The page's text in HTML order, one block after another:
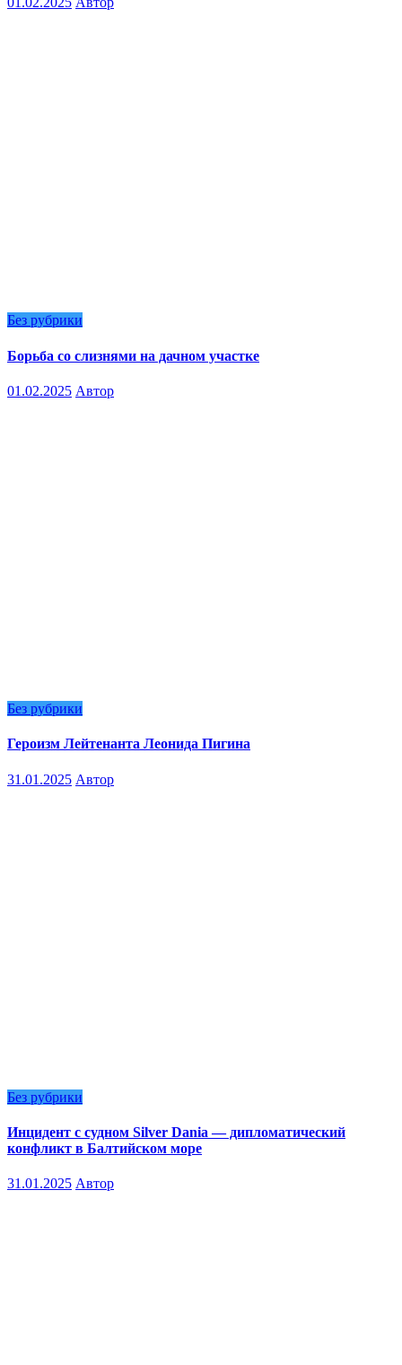
Без рубрики
Борьба со слизнями на дачном участке
01.02.2025 Автор
Без рубрики
Героизм Лейтенанта Леонида Пигина
31.01.2025 Автор
Без рубрики
Инцидент с судном Silver Dania — дипломатический
конфликт в Балтийском море
31.01.2025 Автор